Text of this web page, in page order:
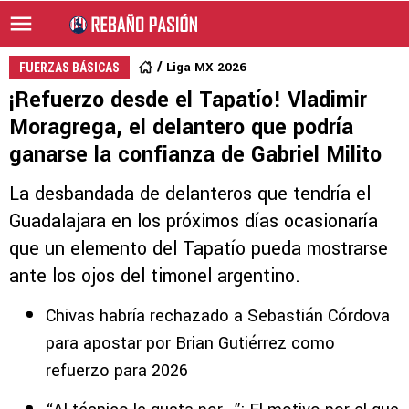
FUERZAS BÁSICAS Liga MX 2026
¡Refuerzo desde el Tapatío! Vladimir
Moragrega, el delantero que podría
ganarse la confianza de Gabriel Milito
La desbandada de delanteros que tendría el
Guadalajara en los próximos días ocasionaría
que un elemento del Tapatío pueda mostrarse
ante los ojos del timonel argentino.
Chivas habría rechazado a Sebastián Córdova
para apostar por Brian Gutiérrez como
refuerzo para 2026